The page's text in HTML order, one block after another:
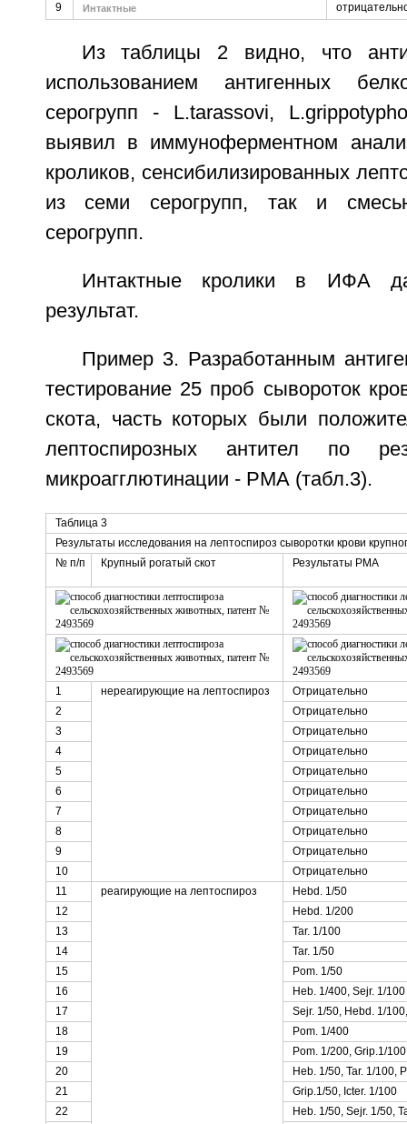
9
Интактные
Из таблицы 2 видно, что
использованием антигенных
серогрупп - L.tarassovi,
выявил в иммуноферментном
кроликов, сенсибилизированных
из семи серогрупп, так и
серогрупп.
Интактные кролики в ИФА
результат.
Пример 3. Разработанным
тестирование 25 проб сывороток
скота, часть которых были
лептоспирозных антител по
микроагглютинации - РМА (табл.3).
Таблица 3
Результаты исследования на лептоспироз сыворотки крови
№ п/п
Крупный рогатый скот Результаты РМА
1 нереагирующие на лептоспироз
Отрицательно
2
Отрицательно
3
Отрицательно
4
Отрицательно
5
Отрицательно
6
Отрицательно
7
Отрицательно
8
Отрицательно
9
Отрицательно
10
Отрицательно
11
реагирующие на лептоспироз
Hebd. 1/50
12
Hebd. 1/200
13
Tar. 1/100
14
Tar. 1/50
15
Pom. 1/50
16
Heb. 1/400, Sejr. 1/100
17
Sejr. 1/50, Hebd. 1/
18
Pom. 1/400
19
Pom. 1/200, Grip.1/100
20
Heb. 1/50, Tar. 1/100,
21
Grip.1/50, Icter. 1/100
22
Heb. 1/50, Sejr. 1/50,